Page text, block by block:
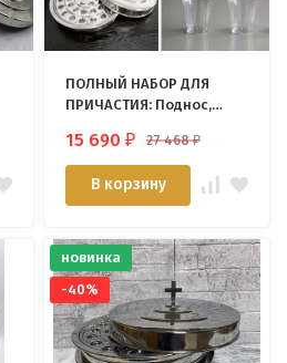
ПОЛНЫЙ НАБОР ДЛЯ
ПРИЧАСТИЯ: Поднос,
для хлеба, кувшин
15 690₽ 27 468₽
В корзину
новинка
-40%